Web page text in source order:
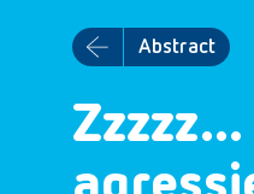
Abstract
Zzzzz…